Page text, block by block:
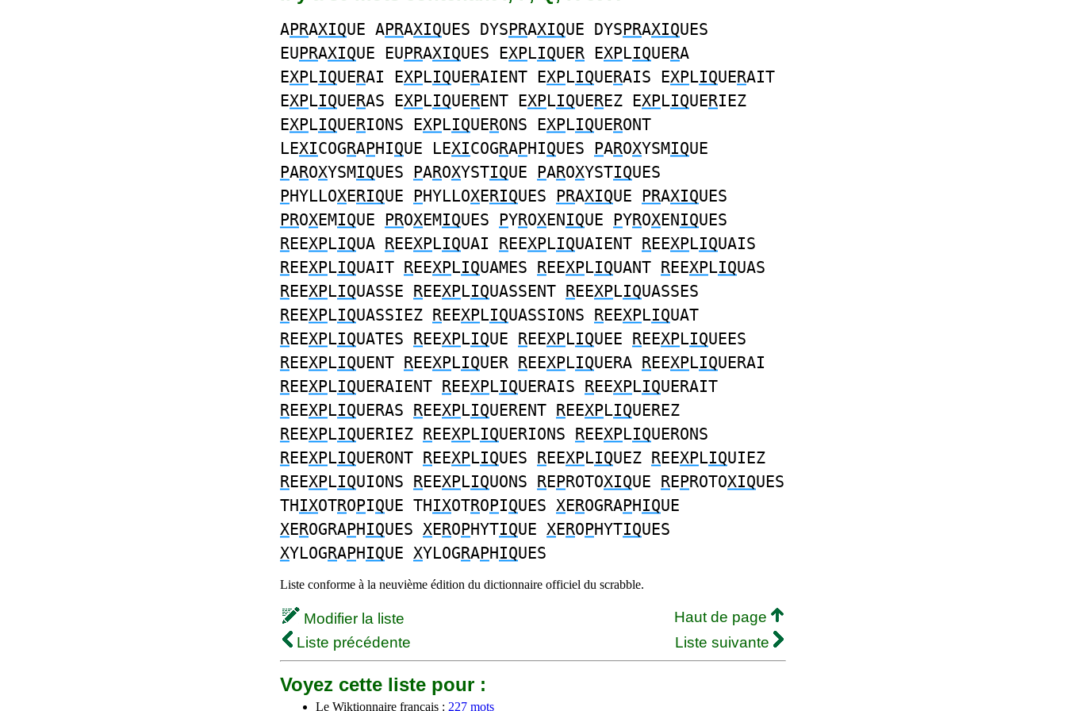
APRAXIQUE APRAXIQUES DYSPRAXIQUE DYSPRAXIQUES
EUPRAXIQUE EUPRAXIQUES EXPLIQUER EXPLIQUERA
EXPLIQUERAI EXPLIQUERAIENT EXPLIQUERAIS EXPLIQUERAIT
EXPLIQUERAS EXPLIQUERENT EXPLIQUEREZ EXPLIQUERIEZ
EXPLIQUERIONS EXPLIQUERONS EXPLIQUERONT
LEXICOGRAPHIQUE LEXICOGRAPHIQUES PAROXYSMIQUE
PAROXYSMIQUES PAROXYSTIQUE PAROXYSTIQUES
PHYLLOXERIQUE PHYLLOXERIQUES PRAXIQUE PRAXIQUES
PROXEMIQUE PROXEMIQUES PYROXENIQUE PYROXENIQUES
REEXPLIQUA REEXPLIQUAI REEXPLIQUAIENT REEXPLIQUAIS
REEXPLIQUAIT REEXPLIQUAMES REEXPLIQUANT REEXPLIQUAS
REEXPLIQUASSE REEXPLIQUASSENT REEXPLIQUASSES
REEXPLIQUASSIEZ REEXPLIQUASSIONS REEXPLIQUAT
REEXPLIQUATES REEXPLIQUE REEXPLIQUEE REEXPLIQUEES
REEXPLIQUENT REEXPLIQUER REEXPLIQUERA REEXPLIQUERAI
REEXPLIQUERAIENT REEXPLIQUERAIS REEXPLIQUERAIT
REEXPLIQUERAS REEXPLIQUERENT REEXPLIQUEREZ
REEXPLIQUERIEZ REEXPLIQUERIONS REEXPLIQUERONS
REEXPLIQUERONT REEXPLIQUES REEXPLIQUEZ REEXPLIQUIEZ
REEXPLIQUIONS REEXPLIQUONS REPROTOXIQUE REPROTOXIQUES
THIXOTROPIQUE THIXOTROPIQUES XEROGRAPHIQUE
XEROGRAPHIQUES XEROPHYTIQUE XEROPHYTIQUES
XYLOGRAPHIQUE XYLOGRAPHIQUES
Liste conforme à la neuvième édition du dictionnaire officiel du scrabble.
Modifier la liste
Haut de page
Liste précédente
Liste suivante
Voyez cette liste pour :
Le Wiktionnaire français : 227 mots